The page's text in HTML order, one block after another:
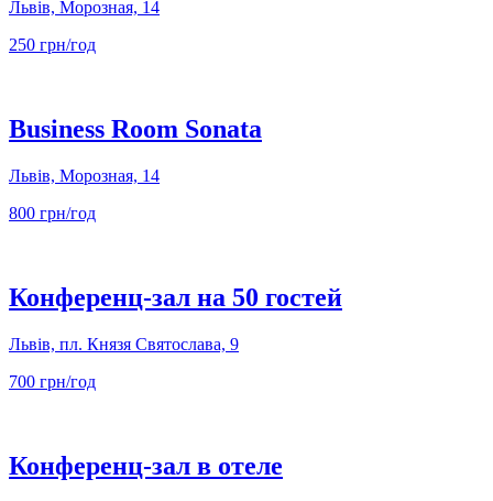
Львів, Морозная, 14
250 грн/год
Business Room Sonata
Львів, Морозная, 14
800 грн/год
Конференц-зал на 50 гостей
Львів, пл. Князя Святослава, 9
700 грн/год
Конференц-зал в отеле